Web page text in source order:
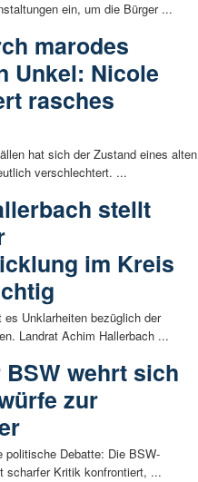
ein, um die Bürger ...
marodes
Unkel: Nicole
rasches
hat sich der Zustand eines alten
verschlechtert. ...
stellt
im Kreis
Unklarheiten bezüglich der
Landrat Achim Hallerbach ...
BSW wehrt sich
zur
politische Debatte: Die BSW-
scharfer Kritik konfrontiert, ...